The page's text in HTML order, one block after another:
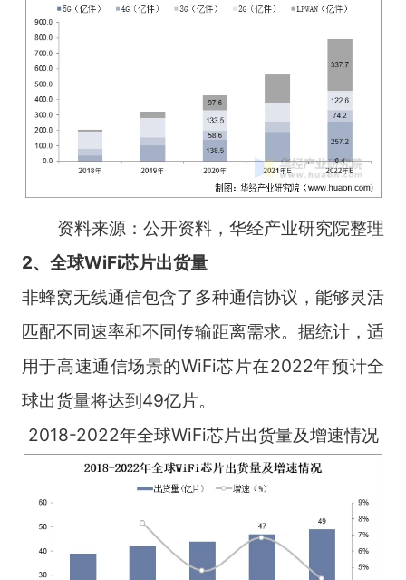
资料来源：公开资料，华经产业研究院整理
2、全球WiFi芯片出货量
非蜂窝无线通信包含了多种通信协议，能够灵活
匹配不同速率和不同传输距离需求。据统计，适
用于高速通信场景的WiFi芯片在2022年预计全
球出货量将达到49亿片。
2018-2022年全球WiFi芯片出货量及增速情况